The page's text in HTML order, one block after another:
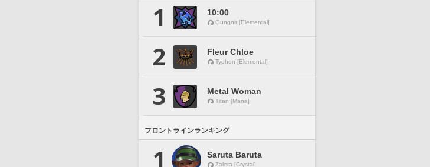
1 10:00
Gungnir [Elemental]
2 Fleur Chloe
Typhon [Elemental]
3 Metal Woman
Titan [Mana]
フロントラインランキング
1 Saruta Baruta
Zalera [Crystal]